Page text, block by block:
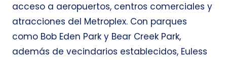
acceso a aeropuertos, centros comerciales y
atracciones del Metroplex. Con parques
como Bob Eden Park y Bear Creek Park,
además de vecindarios establecidos, Euless